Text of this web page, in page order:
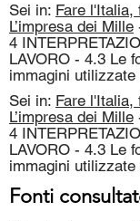
Sei in: Fare l'Italia,
L’impresa dei Mille
4
LAVORO - 4.3 Le
immagini utilizzate
Sei in: Fare l'Italia,
L’impresa dei Mille
4
LAVORO - 4.3 Le
immagini utilizzate
Fonti